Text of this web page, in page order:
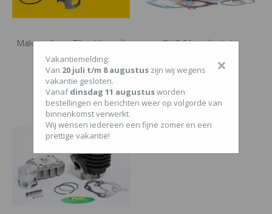
Malossi Sport 70cc Minarelli
Horizontaal A.C.
€ 179,95
TNT 50cc cilinderkit
€ 55,00×
Vakantiemelding:
Van 20 juli t/m 8 augustus zijn wij wegens
vakantie gesloten.
Vanafdinsdag 11 augustusworden
bestellingen en berichten weer op volgorde van
binnenkomst verwerkt.
Wij wensen iedereen een fijne zomer en een
prettige vakantie!